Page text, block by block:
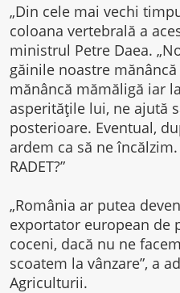
„Din cele mai vechi
coloana vertebrală a
ministrul Petre Daea.
găinile noastre
mănâncă mămăligă iar
asperităţile lui, ne ajută
posterioare. Eventual,
ardem ca să ne
RADET?”
„România ar putea
exportator european de
coceni, dacă nu ne
scoatem la vânzare”, a
Agriculturii.